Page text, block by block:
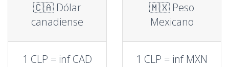
🇨🇦 Dólar
canadiense
1 CLP = inf CAD
🇲🇽 Peso
Mexicano
1 CLP = inf MXN